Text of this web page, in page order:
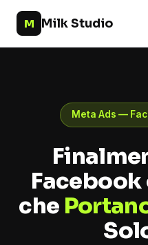
M Milk Studio
Meta Ads —
Facebook
che